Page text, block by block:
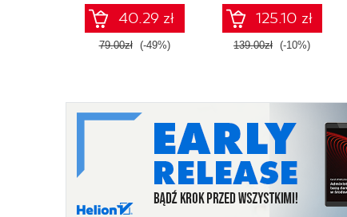
40.29 zł
79.00zł (-49%)
125.10 zł
139.00zł (-10%)